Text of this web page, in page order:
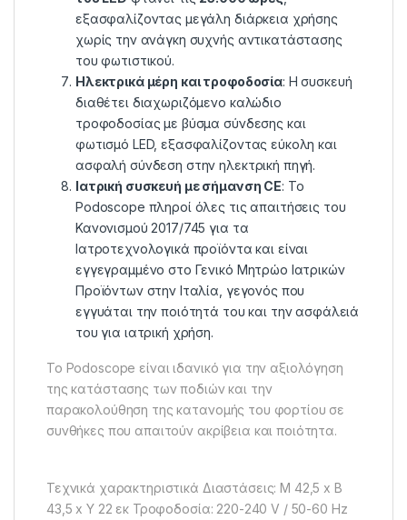
εξασφαλίζοντας μεγάλη διάρκεια χρήσης
χωρίς την ανάγκη συχνής αντικατάστασης
του φωτιστικού.
Ηλεκτρικά μέρη και τροφοδοσία: Η συσκευή
διαθέτει διαχωριζόμενο καλώδιο
τροφοδοσίας με βύσμα σύνδεσης και
φωτισμό LED, εξασφαλίζοντας εύκολη και
ασφαλή σύνδεση στην ηλεκτρική πηγή.
Ιατρική συσκευή με σήμανση CE: Το
Podoscope πληροί όλες τις απαιτήσεις του
Κανονισμού 2017/745 για τα
Ιατροτεχνολογικά προϊόντα και είναι
εγγεγραμμένο στο Γενικό Μητρώο Ιατρικών
Προϊόντων στην Ιταλία, γεγονός που
εγγυάται την ποιότητά του και την ασφάλειά
του για ιατρική χρήση.
Το Podoscope είναι ιδανικό για την αξιολόγηση
της κατάστασης των ποδιών και την
παρακολούθηση της κατανομής του φορτίου σε
συνθήκες που απαιτούν ακρίβεια και ποιότητα.
Τεχνικά χαρακτηριστικά Διαστάσεις: Μ 42,5 x Β
43,5 x Υ 22 εκ Τροφοδοσία: 220-240 V / 50-60 Hz